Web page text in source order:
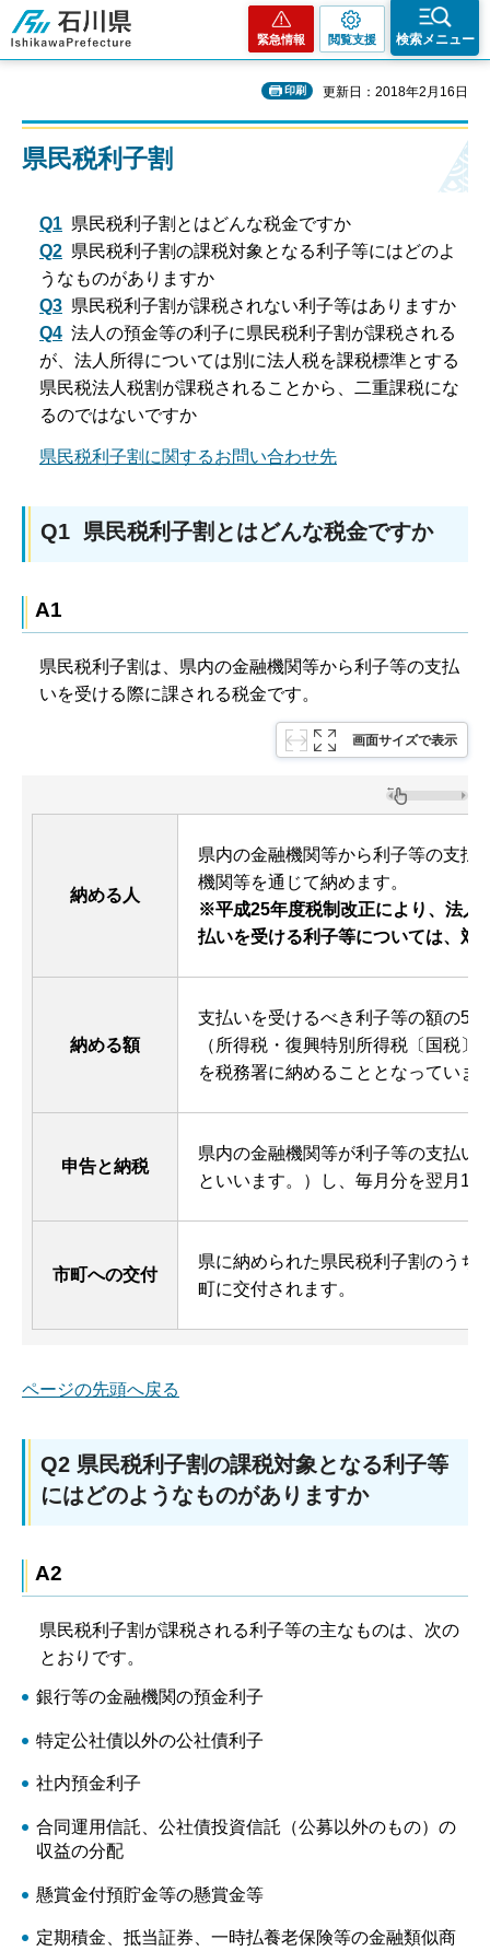
石川県
緊急情報 閲覧支援 検索メニュー
印刷 更新日：2018年2月16日
県民税利子割
Q1 県民税利子割とはどんな税金ですか
Q2 県民税利子割の課税対象となる利子等にはどのよ
うなものがありますか
Q3 県民税利子割が課税されない利子等はありますか
Q4 法人の預金等の利子に県民税利子割が課税される
が、法人所得については別に法人税を課税標準とする
県民税法人税割が課税されることから、二重課税にな
るのではないですか
県民税利子割に関するお問い合わせ先
Q1 県民税利子割とはどんな税金ですか
A1
県民税利子割は、県内の金融機関等から利子等の支払
いを受ける際に課される税金です。
画面サイズで表示
納める人
県内の金融機関等から利子等の支払
機関等を通じて納めます。
※平成25年度税制改正により、法人
払いを受ける利子等については、対
納める額
支払いを受けるべき利子等の額の5
（所得税・復興特別所得税〔国税
を税務署に納めることとなっていま
申告と納税
県内の金融機関等が利子等の支払い
といいます。）し、毎月分を翌月10
市町への交付
県に納められた県民税利子割のうち
町に交付されます。
ページの先頭へ戻る
Q2 県民税利子割の課税対象となる利子等
にはどのようなものがありますか
A2
県民税利子割が課税される利子等の主なものは、次の
とおりです。
銀行等の金融機関の預金利子
特定公社債以外の公社債利子
社内預金利子
合同運用信託、公社債投資信託（公募以外のもの）の
収益の分配
懸賞金付預貯金等の懸賞金等
定期積金、抵当証券、一時払養老保険等の金融類似商